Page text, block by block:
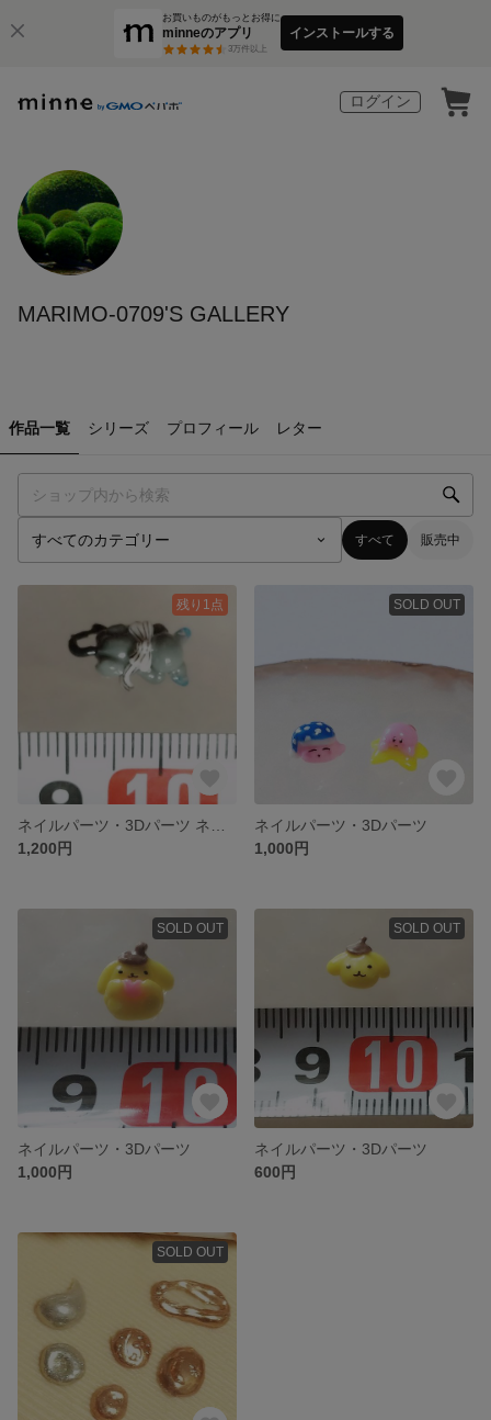
お買いものがもっとお得に
minneのアプリ
3万件以上
インストールする
ログイン
MARIMO-0709'S GALLERY
作品一覧 シリーズ プロフィール レター
すべて 販売中
残り1点
1,200円
SOLD OUT
ネイルパーツ・3Dパーツ
1,000円
SOLD OUT
ネイルパーツ・3Dパーツ
1,000円
SOLD OUT
ネイルパーツ・3Dパーツ
600円
SOLD OUT